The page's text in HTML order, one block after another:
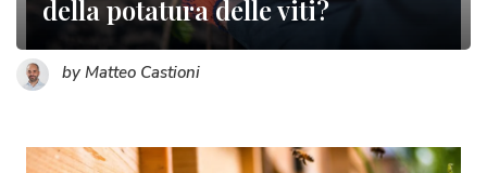
della potatura delle viti?
by Matteo Castioni